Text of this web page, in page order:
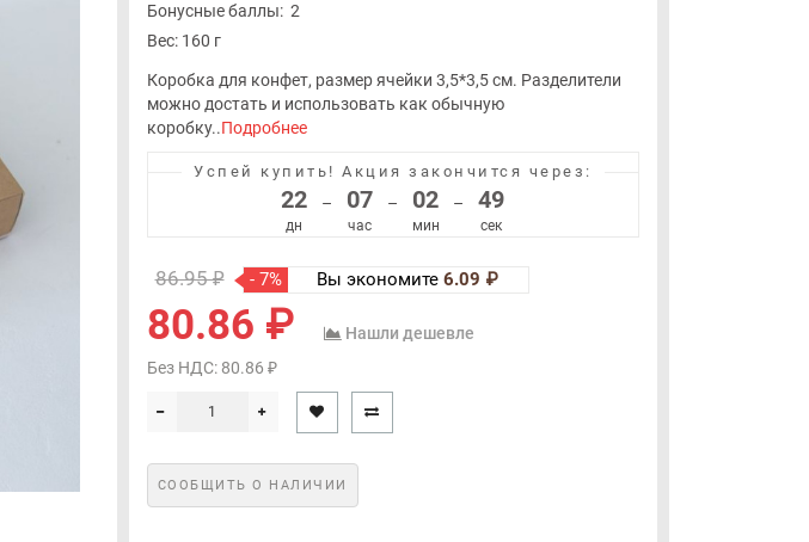
Бонусные баллы:2
Вес: 160 г
Коробка для конфет, размер ячейки 3,5*3,5 см. Разделители
можно достать и использовать как обычную
коробку..Подробнее
Успей купить! Акция закончится через:
22
дн
– 07
час
– 02
мин
– 49
сек
86.95 ₽ - 7% Вы экономите 6.09 ₽
80.86 ₽
Нашли дешевле
Без НДС: 80.86 ₽
СООБЩИТЬ О НАЛИЧИИ